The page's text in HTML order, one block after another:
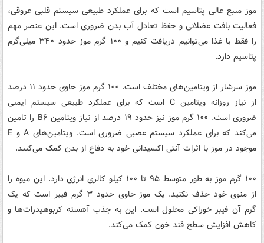
موز منبع عالی پتاسیم است که برای عملکرد طبیعی سیستم قلبی عروقی،
فعالیت بافت عضلانی و حفظ تعادل آب بدن ضروری است. این عنصر مهم
را فقط با غذا می‌توانیم دریافت کنیم و ۱۰۰ گرم موز حدود ۳۴۰ میلی‌گرم
پتاسیم دارد.
موز سرشار از ویتامین‌های مختلف است. ۱۰۰ گرم موز حاوی حدود ۱۱ درصد
از نیاز روزانه ویتامین C است که برای عملکرد طبیعی سیستم ایمنی
ضروری است. ۱۰۰ گرم موز نیز حدود ۱۹ درصد از نیاز ویتامین B۶ را تامین
می‌کند که برای عملکرد سیستم عصبی ضروری است. ویتامین‌های A و E
موجود در موز با اثرات آنتی اکسیدانی خود به دفاع از بدن کمک می‌کنند.
۱۰۰ گرم موز به طور متوسط ​​۹۵ تا ۱۰۰ کیلو کالری انرژی دارد. این میوه را
از منوی خود حذف نکنید. یک موز حاوی حدود ۳ گرم فیبر است که یک
گرم آن فیبر خوراکی محلول است. این به جذب آهسته کربوهیدرات‌ها و
کاهش افزایش سطح قند خون کمک می‌کند.